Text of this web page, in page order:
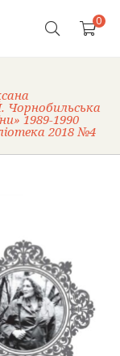
0
1989-1990
2018 №4